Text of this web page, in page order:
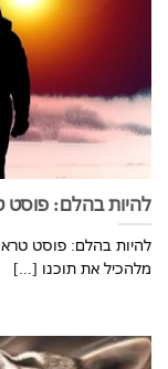
להיות בהלם: פוסט
להיות בהלם: פוסט
מלהכיל את תוכנו [...]